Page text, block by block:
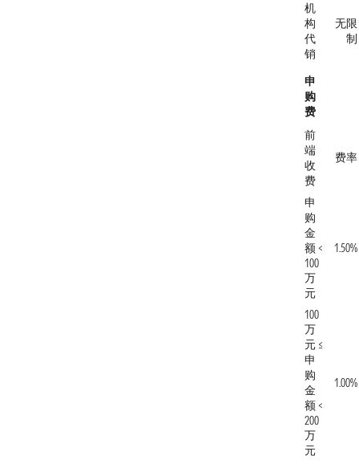
机
构
代
销
无限
制
申
购
费
前
端
收
费
费率
申
购
金
额 <
100
万
元
1.50%
100
万
元 ≤
申
购
金
额 <
200
万
元
1.00%